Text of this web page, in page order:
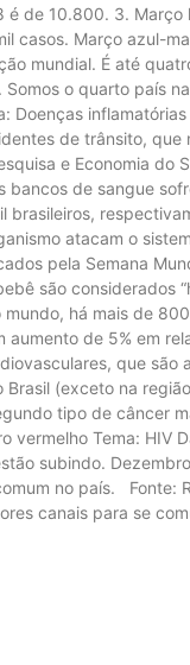
de 10.800. 3.
casos. Março azul-
mundial. É até
o quarto país
de trânsito,
e Economia do
de sangue
atacam o
pela Semana
são considerados
há mais de
de 5% em
que
(exceto na
tipo de câncer
Tema: HIV
subindo.
no país. Fonte:
canais para se